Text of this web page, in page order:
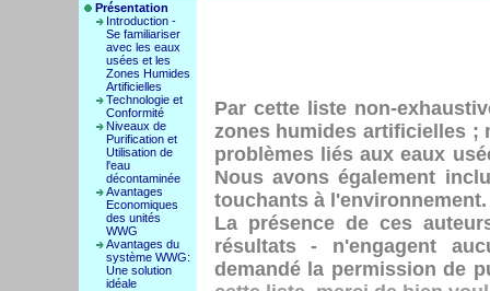
Présentation
Introduction -
Se familiariser
avec les eaux
usées et les
Zones Humides
Artificielles
Technologie et
Conformité
Niveaux de
Purification et
Utilisation de
l'eau
décontaminée
Avantages
Economiques
des unités
WWG
Avantages du
système WWG:
Une solution
idéale
Par cette liste non-
zones humides artificielles ;
problèmes liés aux eaux
Nous avons également
touchants à l'environnement.
La présence de ces
résultats - n'engagent
demandé la permission de